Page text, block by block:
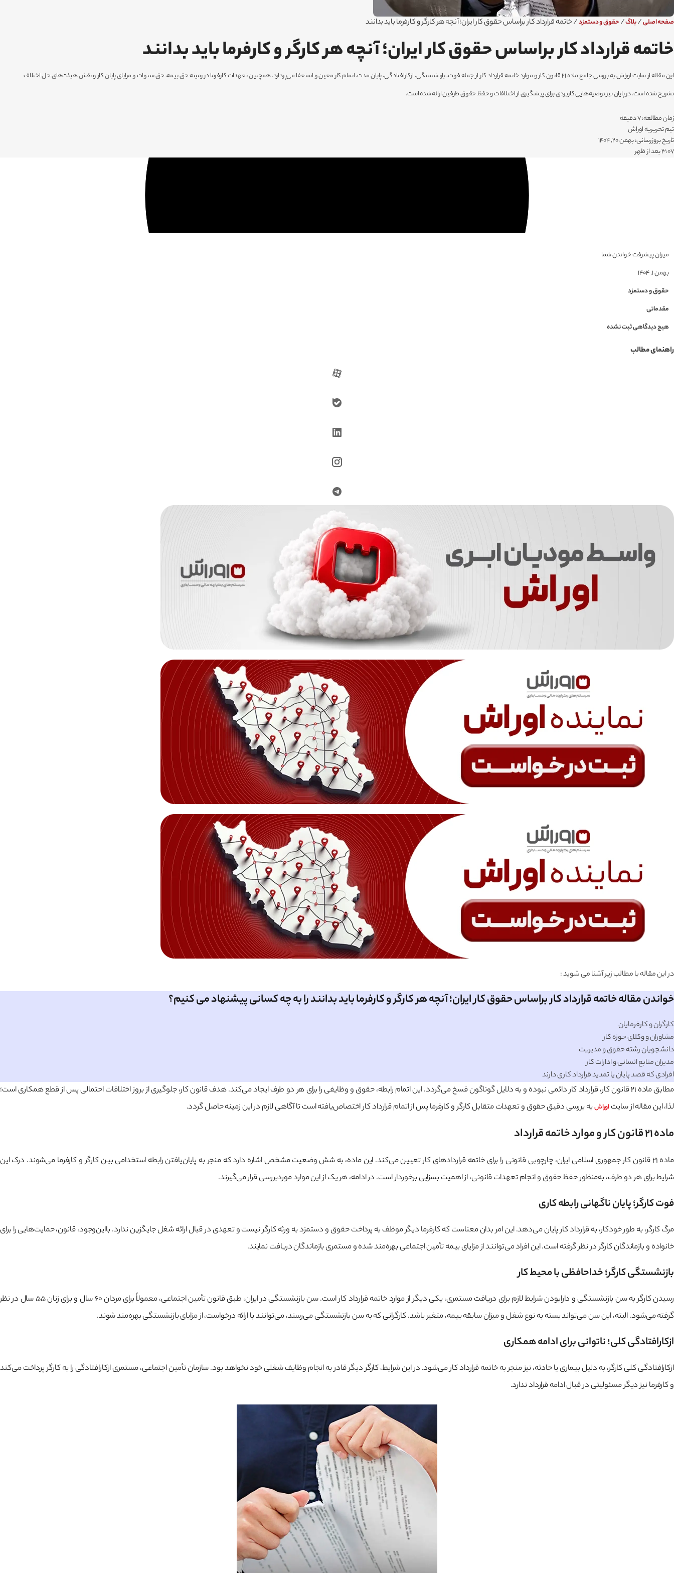
صفحه اصلی/بلاگ/حقوق و دستمزد/خاتمه قرارداد کار براساس حقوق کار ایران؛ آنچه هر کارگر و کارفرما باید بدانند
خاتمه قرارداد کار براساس حقوق کار ایران؛ آنچه هر کارگر و کارفرما باید بدانند
این مقاله از سایت اوراش به بررسی جامع ماده ۲۱ قانون کار و موارد خاتمه قرارداد کار از جمله فوت، بازنشستگی، ازکارافتادگی، پایان مدت، اتمام کار معین و استعفا می‌پردازد. همچنین تعهدات کارفرما در زمینه حق بیمه، حق سنوات و مزایای پایان کار و نقش هیئت‌های حل اختلاف
تشریح شده است. در پایان نیز توصیه‌هایی کاربردی برای پیشگیری از اختلافات و حفظ حقوق طرفین ارائه شده است.
زمان مطالعه: 7 دقیقه
تیم تحریریه اوراش
تاریخ بروزرسانی: بهمن 20, 1404
۳:۰۷ بعد از ظهر
میزان پیشرفت خواندن شما
بهمن ۱, ۱۴۰۴
حقوق و دستمزد
مقدماتی
هیچ دیدگاهی ثبت نشده
راهنمای مطالب
در این مقاله با مطالب زیر آشنا می شوید :
خواندن مقاله خاتمه قرارداد کار براساس حقوق کار ایران؛ آنچه هر کارگر و کارفرما باید بدانند را به چه کسانی پیشنهاد می کنیم؟
کارگران و کارفرمایان
مشاوران و وکلای حوزه کار
دانشجویان رشته حقوق و مدیریت
مدیران منابع انسانی و ادارات کار
افرادی که قصد پایان یا تمدید قرارداد کاری دارند
مطابق ماده ۲۱ قانون کار، قرارداد کار دائمی نبوده و به دلایل گوناگون فسخ می‌گردد. این اتمام رابطه، حقوق و وظایفی را برای هر دو طرف ایجاد می‌کند. هدف قانون کار، جلوگیری از بروز اختلافات احتمالی پس از قطع همکاری است؛
لذا، این مقاله از سایتاوراشبه بررسی دقیق حقوق و تعهدات متقابل کارگر و کارفرما پس از اتمام قرارداد کار اختصاص‌یافته است تا آگاهی لازم در این زمینه حاصل گردد.
ماده ۲۱ قانون کار و موارد خاتمه قرارداد
ماده ۲۱ قانون کار جمهوری اسلامی ایران، چارچوبی قانونی را برای خاتمه قراردادهای کار تعیین می‌کند. این ماده، به شش وضعیت مشخص اشاره دارد که منجر به پایان‌یافتن رابطه استخدامی بین کارگر و کارفرما می‌شوند. درک این
شرایط برای هر دو طرف، به‌منظور حفظ حقوق و انجام تعهدات قانونی، از اهمیت بسزایی برخوردار است. در ادامه، هر یک از این موارد موردبررسی قرار می‌گیرند.
فوت کارگر؛ پایان ناگهانی رابطه کاری
مرگ کارگر، به طور خودکار، به قرارداد کار پایان می‌دهد. این امر بدان معناست که کارفرما دیگر موظف به پرداخت حقوق و دستمزد به ورثه کارگر نیست و تعهدی در قبال ارائه شغل جایگزین ندارد. بااین‌وجود، قانون، حمایت‌هایی را برای
خانواده و بازماندگان کارگر در نظر گرفته است. این افراد می‌توانند از مزایای بیمه تأمین اجتماعی بهره‌مند شده و مستمری بازماندگان دریافت نمایند.
بازنشستگی کارگر؛ خداحافظی با محیط کار
رسیدن کارگر به سن بازنشستگی و دارابودن شرایط لازم برای دریافت مستمری، یکی دیگر از موارد خاتمه قرارداد کار است. سن بازنشستگی در ایران، طبق قانون تأمین اجتماعی، معمولاً برای مردان ۶۰ سال و برای زنان ۵۵ سال در نظر
گرفته می‌شود. البته، این سن می‌تواند بسته به نوع شغل و میزان سابقه بیمه، متغیر باشد. کارگرانی که به سن بازنشستگی می‌رسند، می‌توانند با ارائه درخواست، از مزایای بازنشستگی بهره‌مند شوند.
ازکارافتادگی کلی؛ ناتوانی برای ادامه همکاری
ازکارافتادگی کلی کارگر، به دلیل بیماری یا حادثه، نیز منجر به خاتمه قرارداد کار می‌شود. در این شرایط، کارگر دیگر قادر به انجام وظایف شغلی خود نخواهد بود. سازمان تأمین اجتماعی، مستمری ازکارافتادگی را به کارگر پرداخت می‌کند
و کارفرما نیز دیگر مسئولیتی در قبال ادامه قرارداد ندارد.